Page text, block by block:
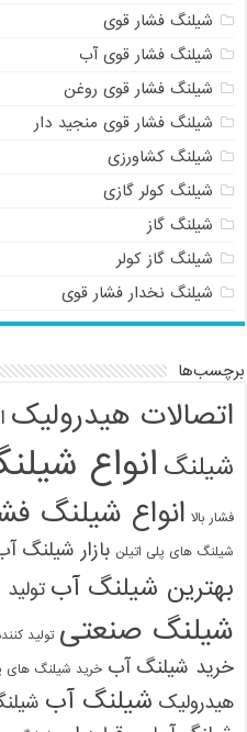
شیلنگ فشار قوی
شیلنگ فشار قوی آب
شیلنگ فشار قوی روغن
شیلنگ فشار قوی منجید دار
شیلنگ کشاورزی
شیلنگ کولر گازی
شیلنگ گاز
شیلنگ گاز کولر
شیلنگ نخدار فشار قوی
برچسب‌ها
اتصالات هیدرولیک
شیلنگ انواع
فشار بالا انواع شیلنگ
شیلنگ های پلی اتیلن بازار شیلنگ
بهترین شیلنگ آب
شیلنگ صنعتی تولید
خرید شیلنگ آب خرید شیلنگ های
هیدرولیک شیلنگ آب